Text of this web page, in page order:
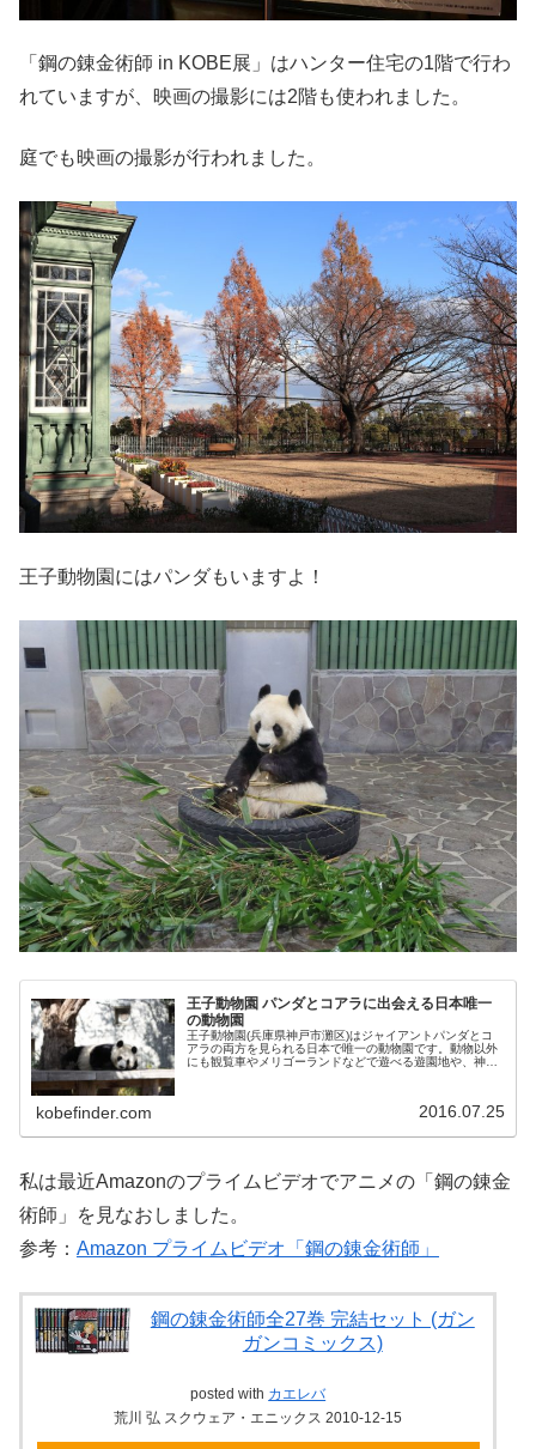
「鋼の錬金術師 in KOBE展」はハンター住宅の1階で行わ
れていますが、映画の撮影には2階も使われました。
庭でも映画の撮影が行われました。
王子動物園にはパンダもいますよ！
王子動物園 パンダとコアラに出会える日本唯一
の動物園
王子動物園(兵庫県神戸市灘区)はジャイアントパンダとコ
アラの両方を見られる日本で唯一の動物園です。動物以外
にも観覧車やメリゴーランドなどで遊べる遊園地や、神戸
kobefinder.com 2016.07.25
私は最近Amazonのプライムビデオでアニメの「鋼の錬金
術師」を見なおしました。
参考： Amazon プライムビデオ「鋼の錬金術師」
鋼の錬金術師全27巻 完結セット (ガン
ガンコミックス)
posted with カエレバ
荒川 弘 スクウェア・エニックス 2010-12-15